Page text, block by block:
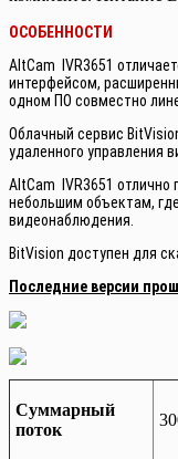
ОСОБЕННОСТИ
AltCam IVR3651
интерфейсом,
одном ПО совместно
Облачный сервис
удаленного управления
AltCam IVR3651
небольшим объектам,
видеонаблюдения.
BitVision доступен для
Последние версии
Суммарный
поток